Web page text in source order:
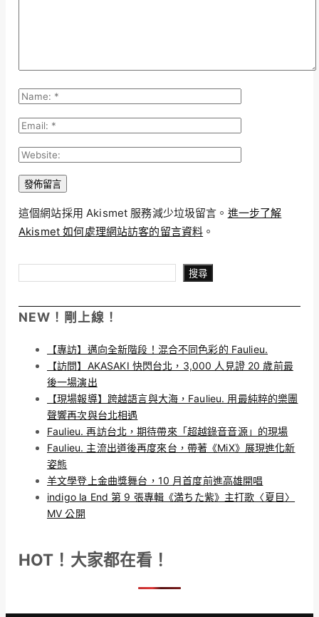
這個網站採用 Akismet 服務減少垃圾留言。 進一步了解
Akismet 如何處理網站訪客的留言資料 。
搜尋
NEW！剛上線！
【專訪】邁向全新階段！混合不同色彩的 Faulieu.
【訪問】AKASAKI 快閃台北，3,000 人見證 20 歲前最
後一場演出
【現場報導】跨越語言與大海，Faulieu. 用最純粹的樂團
聲響再次與台北相遇
Faulieu. 再訪台北，期待帶來「超越錄音音源」的現場
Faulieu. 主流出道後再度來台，帶著《MiX》展現進化新
姿態
羊文學登上金曲獎舞台，10 月首度前進高雄開唱
indigo la End 第 9 張專輯《満ちた紫》主打歌〈夏目〉
MV 公開
HOT！大家都在看！